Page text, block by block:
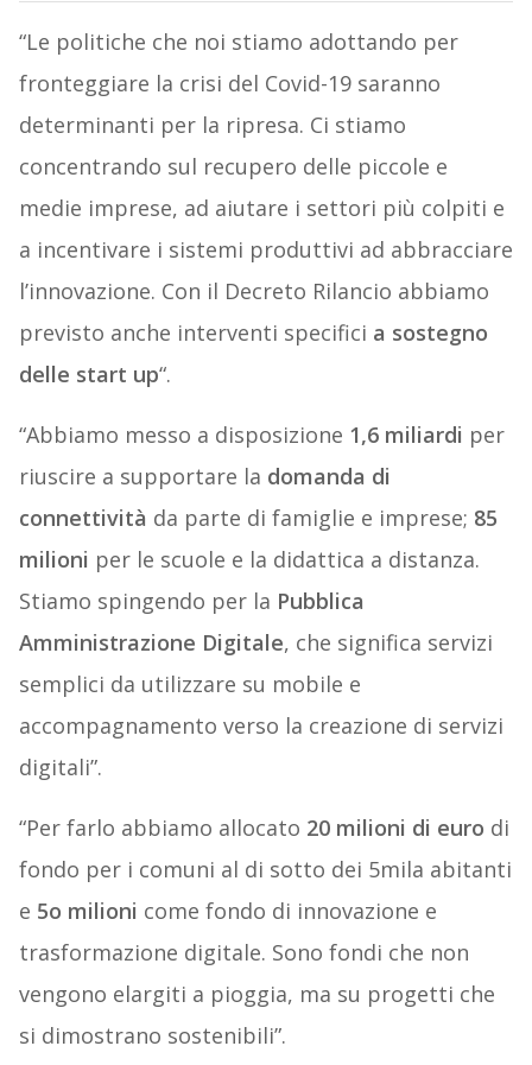
“Le politiche che noi stiamo adottando per
fronteggiare la crisi del Covid-19 saranno
determinanti per la ripresa. Ci stiamo
concentrando sul recupero delle piccole e
medie imprese, ad aiutare i settori più colpiti e
a incentivare i sistemi produttivi ad abbracciare
l’innovazione. Con il Decreto Rilancio abbiamo
previsto anche interventi specifici a sostegno
delle start up“.
“Abbiamo messo a disposizione 1,6 miliardi per
riuscire a supportare la domanda di
connettività da parte di famiglie e imprese; 85
milioni per le scuole e la didattica a distanza.
Stiamo spingendo per la Pubblica
Amministrazione Digitale, che significa servizi
semplici da utilizzare su mobile e
accompagnamento verso la creazione di servizi
digitali”.
“Per farlo abbiamo allocato 20 milioni di euro di
fondo per i comuni al di sotto dei 5mila abitanti
e 5o milioni come fondo di innovazione e
trasformazione digitale. Sono fondi che non
vengono elargiti a pioggia, ma su progetti che
si dimostrano sostenibili”.